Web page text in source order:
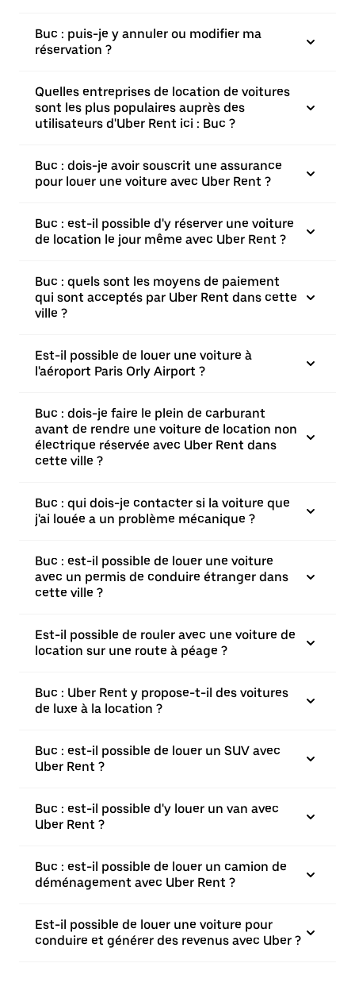
Buc : puis-je y annuler ou modifier ma
réservation ?
Quelles entreprises de location de voitures
sont les plus populaires auprès des
utilisateurs d'Uber Rent ici : Buc ?
Buc : dois-je avoir souscrit une assurance
pour louer une voiture avec Uber Rent ?
Buc : est-il possible d'y réserver une voiture
de location le jour même avec Uber Rent ?
Buc : quels sont les moyens de paiement
qui sont acceptés par Uber Rent dans cette
ville ?
Est-il possible de louer une voiture à
l'aéroport Paris Orly Airport ?
Buc : dois-je faire le plein de carburant
avant de rendre une voiture de location non
électrique réservée avec Uber Rent dans
cette ville ?
Buc : qui dois-je contacter si la voiture que
j'ai louée a un problème mécanique ?
Buc : est-il possible de louer une voiture
avec un permis de conduire étranger dans
cette ville ?
Est-il possible de rouler avec une voiture de
location sur une route à péage ?
Buc : Uber Rent y propose-t-il des voitures
de luxe à la location ?
Buc : est-il possible de louer un SUV avec
Uber Rent ?
Buc : est-il possible d'y louer un van avec
Uber Rent ?
Buc : est-il possible de louer un camion de
déménagement avec Uber Rent ?
Est-il possible de louer une voiture pour
conduire et générer des revenus avec Uber ?